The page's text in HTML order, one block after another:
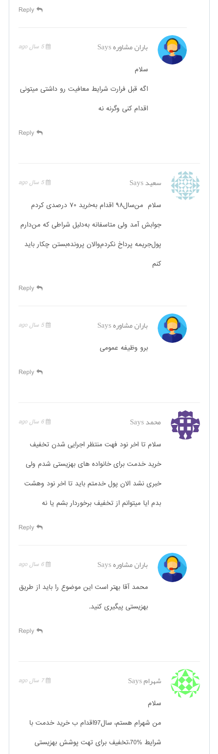
Reply
باران مشاورهSays 5 سال ago
سلام
اگه قبل فرارت شرایط معافیت رو داشتی میتونی
اقدام کنی وگرنه نه
Reply
سعیدSays 5 سال ago
سلام‌ ‌ من‌‌سال‌‌۹۸‌ اقدام‌ به‌‌خرید‌ ۷۰‌ درصدی‌ کردم‌‌‌
جوابش‌‌ آمد‌ ولی‌ متاسفانه به‌‌دلیل‌‌ شراطی‌ که‌ من‌‌دارم‌‌
پول‌‌جریمه‌ پرداخ‌ نکردم‌‌والان‌ پرونده‌‌بستن‌ چکار‌ باید‌
کنم
Reply
باران مشاورهSays 5 سال ago
برو وظیفه عمومی
Reply
محمدSays 6 سال ago
سلام تا اخر نود فهت منتظر اجرایی شدن تخفیف
خرید خدمت برای خانواده های بهزیستی شدم ولی
خبری نشد الان پول خدمتم باید تا اخر نود وهشت
بدم ایا میتوانم از تخفیف برخوردار بشم یا نه
Reply
باران مشاورهSays 6 سال ago
محمد آقا بهتر است این موضوع را باید از طریق
بهزیستی پیگیری کنید.
Reply
شهرامSays 7 سال ago
سلام
من شهرام هستم، سال97اقدام ب خرید خدمت با
شرایط %70،تخفیف برای تهت پوشش بهزیستی